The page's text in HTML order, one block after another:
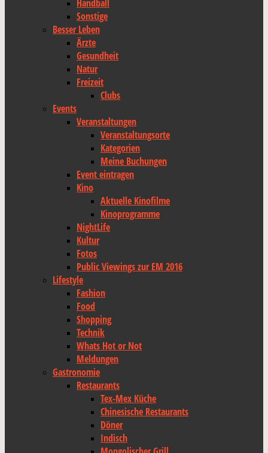
Handball
Sonstige
Besser Leben
Ärzte
Gesundheit
Natur
Freizeit
Clubs
Events
Veranstaltungen
Veranstaltungsorte
Kategorien
Meine Buchungen
Event eintragen
Kino
Aktuelle Kinofilme
Kinoprogramme
NightLife
Kultur
Fotos
Public Viewings zur EM 2016
Lifestyle
Fashion
Food
Shopping
Technik
Whats Hot or Not
Meldungen
Gastronomie
Restaurants
Tex-Mex Küche
Chinesische Restaurants
Döner
Indisch